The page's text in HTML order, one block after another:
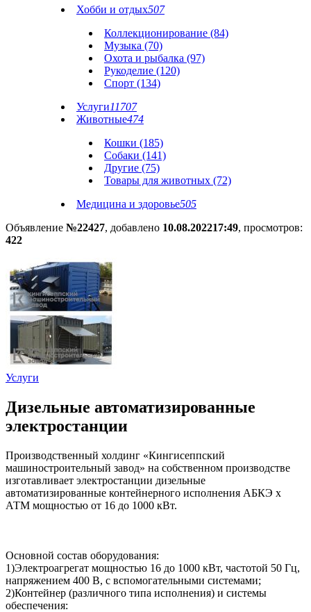
Хобби и отдых507
Коллекционирование (84)
Музыка (70)
Охота и рыбалка (97)
Рукоделие (120)
Спорт (134)
Услуги11707
Животные474
Кошки (185)
Собаки (141)
Другие (75)
Товары для животных (72)
Медицина и здоровье505
Объявление №22427, добавлено 10.08.202217:49, просмотров:
422
Услуги
Дизельные автоматизированные
электростанции
Производственный холдинг «Кингисеппский
машиностроительный завод» на собственном производстве
изготавливает электростанции дизельные
автоматизированные контейнерного исполнения АБКЭ х
АТМ мощностью от 16 до 1000 кВт.
Основной состав оборудования:
1)Электроагрегат мощностью 16 до 1000 кВт, частотой 50 Гц,
напряжением 400 В, с вспомогательными системами;
2)Контейнер (различного типа исполнения) и системы
обеспечения: